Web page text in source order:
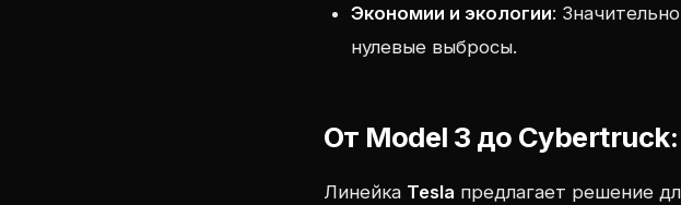
Экономии и экологии:
нулевые выбросы.
От Model 3 до
Линейка Tesla предлагает решение